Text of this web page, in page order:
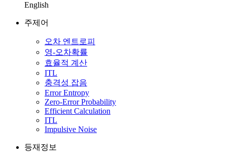
English
주제어
오차 엔트로피
영-오차확률
효율적 계산
ITL
충격성 잡음
Error Entropy
Zero-Error Probability
Efficient Calculation
ITL
Impulsive Noise
등재정보